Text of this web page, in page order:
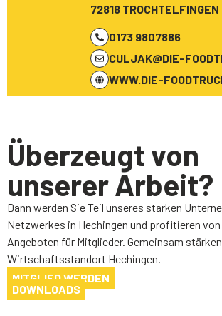
72818 TROCHTELFINGEN
0173 9807886
CULJAK@DIE-
WWW.DIE-
Überzeugt von
unserer Arbeit?
Dann werden Sie Teil unseres starken
Netzwerkes in Hechingen und profitieren von
Angeboten für Mitglieder. Gemeinsam
Wirtschaftsstandort Hechingen.
MITGLIED WERDEN
DOWNLOADS